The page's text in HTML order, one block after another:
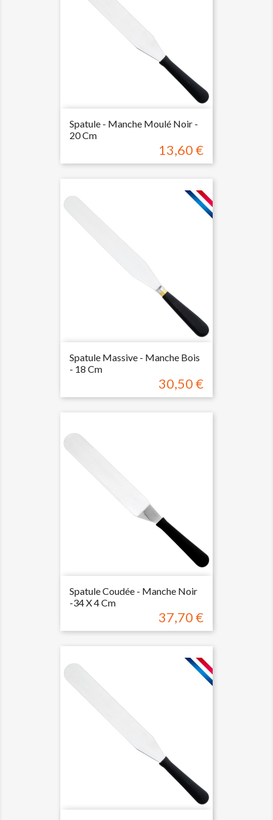
Spatule - Manche Moulé Noir -
20 Cm
Prix
13,60 €
Spatule Massive - Manche Bois
- 18 Cm
Prix
30,50 €
Spatule Coudée - Manche Noir
-34 X 4 Cm
Prix
37,70 €